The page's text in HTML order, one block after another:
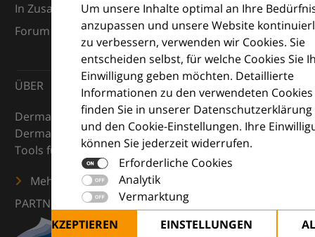
Um unsere Inhalte optimal an Ihre
anzupassen und unsere Website
zu verbessern, verwenden wir Cookies. Sie
entscheiden selbst, für welche Cookies Sie
Einwilligung geben möchten. Detaillierte
Informationen zu den verwendeten Cookies
finden Sie in unserer Datenschutzerklärung
und den Cookie-Einstellungen. Ihre
können Sie jederzeit widerrufen.
Erforderliche Cookies
Analytik
Vermarktung
ALLE AKZEPTIEREN
EINSTELLUNGEN
In Zusammenarbeit mit dem European Dermatology
Forum (EDF) und Euroderm Excellence
ÜBER
DermaCompass ist Ihr digitaler Kompass für die
Dermatologie – mit Wissen, Bildern und praktischen
Tools für den klinischen Alltag.
Mehr erfahren
PARTNER